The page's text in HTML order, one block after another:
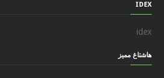
IDEX
idex
هاشتاغ مميز